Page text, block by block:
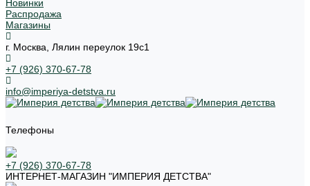
Новинки
Распродажа
Магазины
г. Москва, Лялин переулок 19с1
+7 (926) 370-67-78
info@imperiya-detstva.ru
Телефоны
+7 (926) 370-67-78
ИНТЕРНЕТ-МАГАЗИН "ИМПЕРИЯ ДЕТСТВА"